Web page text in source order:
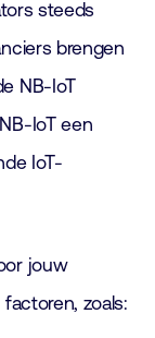
steeds
brengen
NB-IoT
IoT een
IoT-
jouw
zoals: